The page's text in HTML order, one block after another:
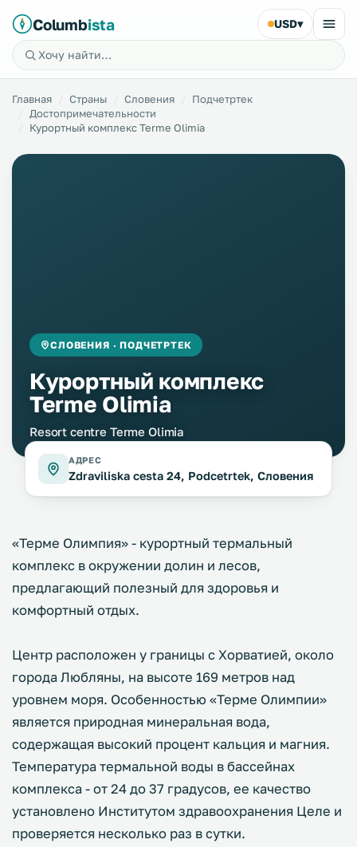
Columbista USD▾
Главная Страны Словения
Подчетртек
Достопримечательности
Курортный комплекс Terme Olimia
СЛОВЕНИЯ · ПОДЧЕТРТЕК
Курортный комплекс
Terme Olimia
Resort centre Terme Olimia
АДРЕС
Zdraviliska cesta 24, Podcetrtek, Словения
«Терме Олимпия» - курортный термальный
комплекс в окружении долин и лесов,
предлагающий полезный для здоровья и
комфортный отдых.
Центр расположен у границы с Хорватией, около
города Любляны, на высоте 169 метров над
уровнем моря. Особенностью «Терме Олимпии»
является природная минеральная вода,
содержащая высокий процент кальция и магния.
Температура термальной воды в бассейнах
комплекса - от 24 до 37 градусов, ее качество
установлено Институтом здравоохранения Целе и
проверяется несколько раз в сутки.